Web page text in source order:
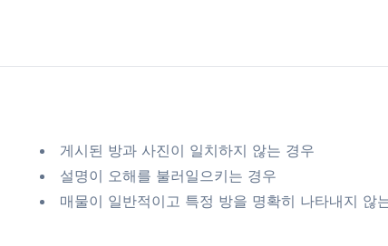
게시된 방과 사진이 일치하지 않는 경우
설명이 오해를 불러일으키는 경우
매물이 일반적이고 특정 방을 명확히 나타내지 않